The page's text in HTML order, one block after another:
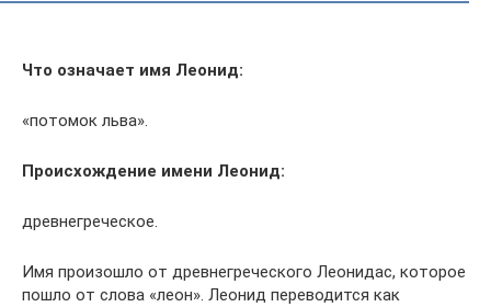
Что означает имя Леонид:
«потомок льва».
Происхождение имени Леонид:
древнегреческое.
Имя произошло от древнегреческого Леонидас, которое
пошло от слова «леон». Леонид переводится как